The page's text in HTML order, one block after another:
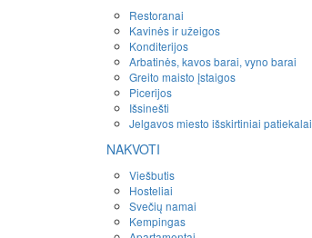
Restoranai
Kavinės ir užeigos
Konditerijos
Arbatinės, kavos barai, vyno barai
Greito maisto įstaigos
Picerijos
Išsinešti
Jelgavos miesto išskirtiniai patiekalai
NAKVOTI
Viešbutis
Hosteliai
Svečių namai
Kempingas